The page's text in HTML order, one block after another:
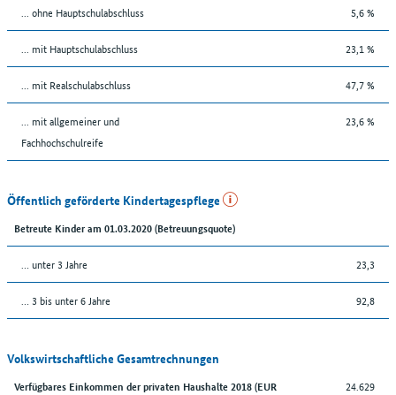
... ohne Hauptschulabschluss 5,6 %
... mit Hauptschulabschluss 23,1 %
... mit Realschulabschluss 47,7 %
... mit allgemeiner und
Fachhochschulreife
23,6 %
Öffentlich geförderte Kindertagespflege
Betreute Kinder am 01.03.2020 (Betreuungsquote)
… unter 3 Jahre 23,3
… 3 bis unter 6 Jahre 92,8
Volkswirtschaftliche Gesamtrechnungen
Verfügbares Einkommen der privaten Haushalte 2018 (EUR
24.629